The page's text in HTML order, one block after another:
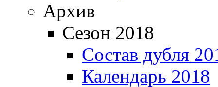
Архив
Сезон 2018
Состав дубля
Календарь 2018